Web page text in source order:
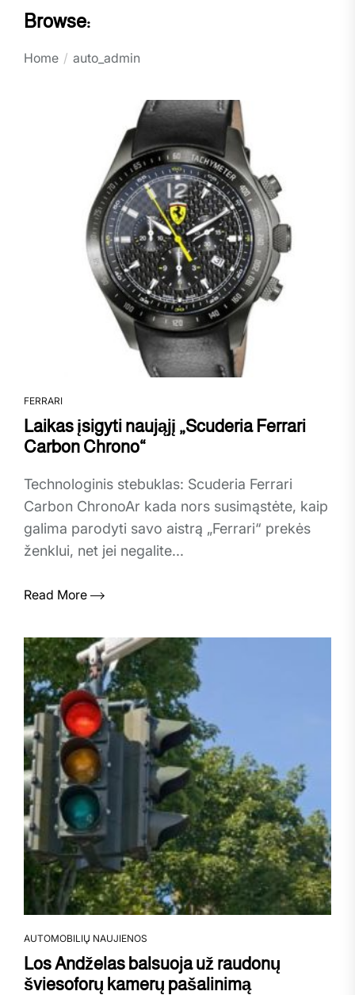
Browse:
Home auto_admin
FERRARI
Laikas įsigyti naująjį „Scuderia Ferrari
Carbon Chrono“
Technologinis stebuklas: Scuderia Ferrari
Carbon ChronoAr kada nors susimąstėte, kaip
galima parodyti savo aistrą „Ferrari“ prekės
ženklui, net jei negalite...
Read More
AUTOMOBILIŲ NAUJIENOS
Los Andželas balsuoja už raudonų
šviesoforų kamerų pašalinimą